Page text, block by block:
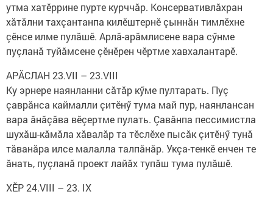
утма хатӗррине пурте курччăр. Консервативлăхран
хăтăлни тахçантанпа килӗштернӗ çыннăн тимлӗхне
çӗнсе илме пулăшӗ. Арлă-арăмлисене вара сӳнме
пуçланă туйăмсене çӗнӗрен чӗртме хавхалантарӗ.
АРĂСЛАН 23.VII – 23.VIII
Ку эрнере наянланни сăтăр кӳме пултарать. Пуç
çаврăнса каймалли çитӗнӳ тума май пур, наянлансан
вара ăнăçăва вӗçертме пулать. Çавăнпа пессимистла
шухăш-кăмăла хăвалăр та тӗслӗхе пысăк çитӗнӳ тунă
тăванăра илсе малалла талпăнăр. Укçа-тенкӗ енчен те
ăнать, пуçланă проект лайăх тупăш тума пулăшӗ.
ХӖР 24.VIII – 23. IX